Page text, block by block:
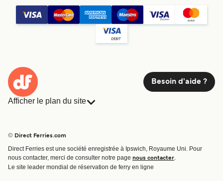
Besoin d'aide ?
Afficher le plan du site
Pays
Traversées et ports
Billet de bateau
© Direct Ferries.com
Direct Ferries est une société enregistrée à Ipswich, Royaume Uni. Pour
nous contacter, merci de consulter notre page nous contacter.
Le site leader mondial de réservation de ferry en ligne